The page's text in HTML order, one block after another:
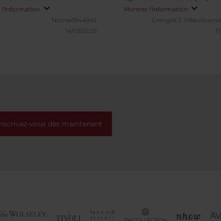
l'information
Nomad544041.
14/03/2025
calmes. Petit déjeuner
dans un très beau cadre.
Montrer l'information
Georges J.
vous dès maintenant